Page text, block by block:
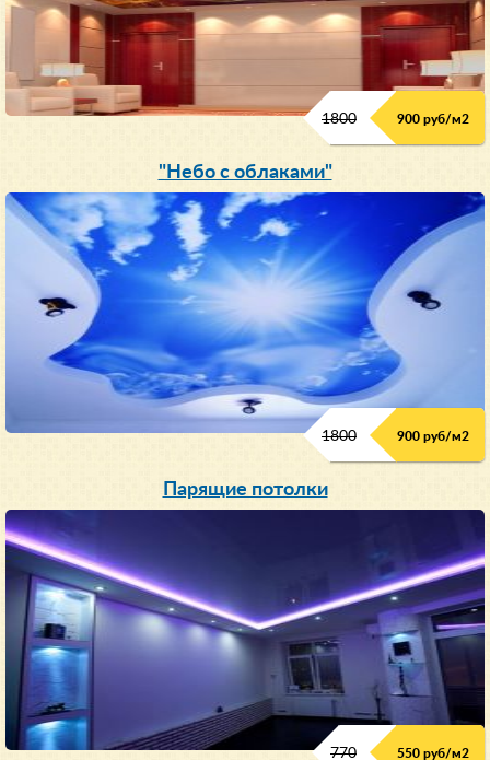
1800 900 руб/м2
"Небо с облаками"
1800 900 руб/м2
Парящие потолки
770 550 руб/м2